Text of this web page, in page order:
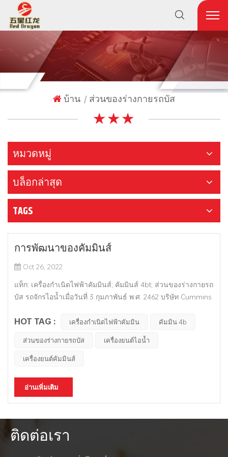
บ้าน | ส่วนของร่างกายรถบัส
★ ★ ★
หมวดหมู่
บล็อกล่าสุด
TAGS
การพัฒนาของคัมมินส์
Oct 26, 2022
แท็ก: เครื่องกำเนิดไฟฟ้าคัมมินส์; คัมมินส์ 4bt; ส่วนของร่างกายรถ
บัส รถจักรไอน้ำเมื่อวันที่ 3 กุมภาพันธ์ พ.ศ. 2462 บริษัท Cummins
วิน นายธนาคารและนักลงทุนที่ประสบความสำเร็จในเมือง
โคลัมบัส รัฐอินดีแอนา สหรัฐอเมริกา เป็นผู้จัดหาเงินทุนเริ่มต...
HOT TAG : เครื่องกำเนิดไฟฟ้าคัมมิน
คัมมิน 4b
ส่วนของร่างกายรถบัส
เครื่องยนต์ไอน้ำ
เครื่องยนต์คัมมินส์
อ่านเพิ่มเติม
ติดต่อเรา